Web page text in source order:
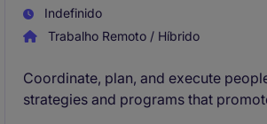
Indefinido
Trabalho Remoto / Híbrido
Coordinate, plan, and execute
strategies and programs that